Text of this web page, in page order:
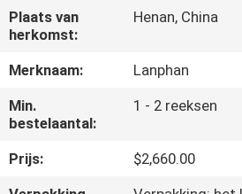
VIDEOS
ONGEVEER
ONS
FABRIEKSREIS
Plaats van
herkomst:
Henan, China
Merknaam:
Lanphan
Min.
bestelaantal:
1 - 2 reeksen
Prijs:
$2,660.00